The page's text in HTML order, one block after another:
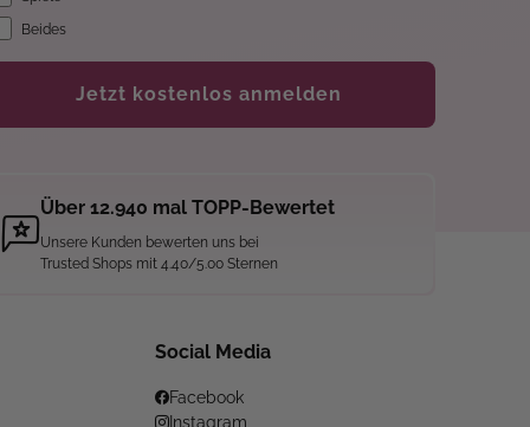
Beides
Jetzt kostenlos anmelden
Über 12.940 mal TOPP-Bewertet
Unsere Kunden bewerten uns bei
Trusted Shops mit 4.40/5.00 Sternen
Social Media
Facebook
Instagram